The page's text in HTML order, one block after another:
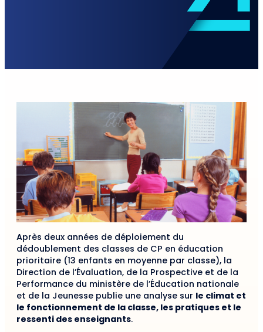
Après deux années de déploiement du
dédoublement des classes de CP en éducation
prioritaire (13 enfants en moyenne par classe), la
Direction de l’Évaluation, de la Prospective et de la
Performance du ministère de l’Éducation nationale
et de la Jeunesse publie une analyse sur le climat et
le fonctionnement de la classe, les pratiques et le
ressenti des enseignants.